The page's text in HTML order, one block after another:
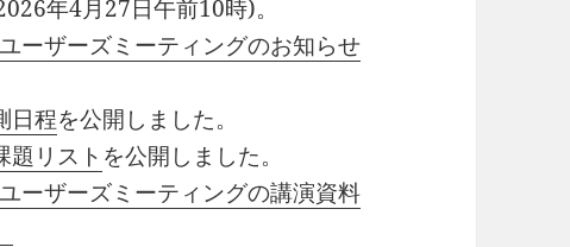
年4月27日午前10時)。
ーザーズミーティングのお知らせ
日程を公開しました。
題リスト を公開しました。
ーザーズミーティングの講演資料